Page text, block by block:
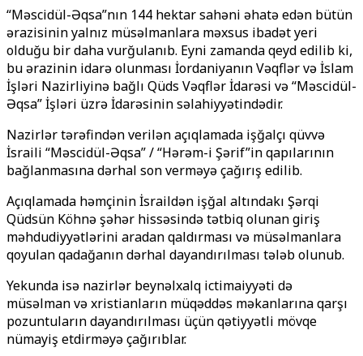
“Məscidül-Əqsa”nın 144 hektar sahəni əhatə edən bütün
ərazisinin yalnız müsəlmanlara məxsus ibadət yeri
olduğu bir daha vurğulanıb. Eyni zamanda qeyd edilib ki,
bu ərazinin idarə olunması İordaniyanın Vəqflər və İslam
İşləri Nazirliyinə bağlı Qüds Vəqflər İdarəsi və “Məscidül-
Əqsa” İşləri üzrə İdarəsinin səlahiyyətindədir.
Nazirlər tərəfindən verilən açıqlamada işğalçı qüvvə
İsraili “Məscidül-Əqsa” / “Hərəm-i Şərif”in qapılarının
bağlanmasına dərhal son verməyə çağırış edilib.
Açıqlamada həmçinin İsraildən işğal altındakı Şərqi
Qüdsün Köhnə şəhər hissəsində tətbiq olunan giriş
məhdudiyyətlərini aradan qaldırması və müsəlmanlara
qoyulan qadağanın dərhal dayandırılması tələb olunub.
Yekunda isə nazirlər beynəlxalq ictimaiyyəti də
müsəlman və xristianların müqəddəs məkanlarına qarşı
pozuntuların dayandırılması üçün qətiyyətli mövqe
nümayiş etdirməyə çağırıblar.